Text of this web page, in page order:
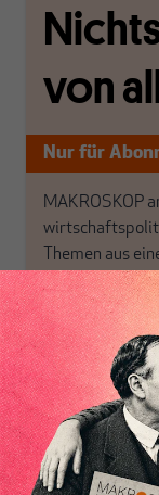
Inhaltsverzeichnis
von
Nur für
MAKROSKOP
Themen aus
Perspektive
in Deutschland
MAKROSKOP
das große
haben einen
Geld, Wirtschaft
Politik, den Sie
woanders nicht